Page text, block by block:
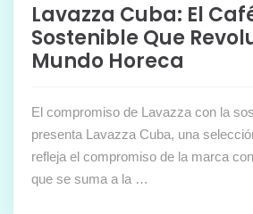
Lavazza Cuba: El
Sostenible Que
Mundo Horeca
El compromiso de Lavazza con la
presenta Lavazza Cuba, una
refleja el compromiso de la marca
que se suma a la …